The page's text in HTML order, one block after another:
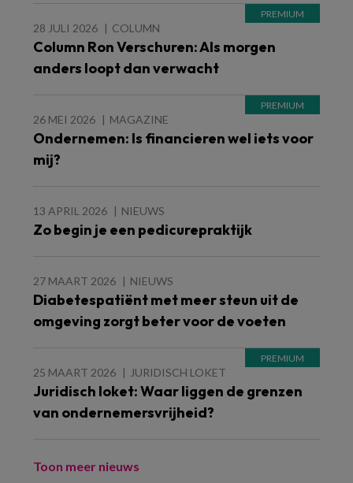
28 JULI 2026 COLUMN
Column Ron Verschuren: Als morgen
anders loopt dan verwacht
26 MEI 2026 MAGAZINE
Ondernemen: Is financieren wel iets voor
mij?
13 APRIL 2026 NIEUWS
Zo begin je een pedicurepraktijk
27 MAART 2026 NIEUWS
Diabetespatiënt met meer steun uit de
omgeving zorgt beter voor de voeten
25 MAART 2026 JURIDISCH LOKET
Juridisch loket: Waar liggen de grenzen
van ondernemersvrijheid?
Toon meer nieuws